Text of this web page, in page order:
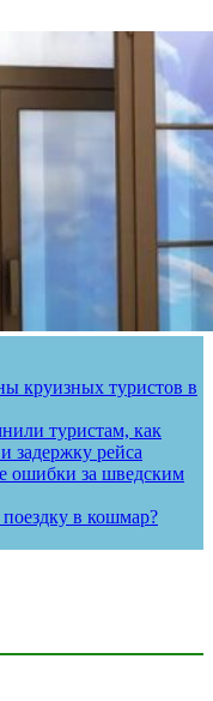
круизных туристов в
туристам, как
задержку рейса
ошибки за шведским
в кошмар?